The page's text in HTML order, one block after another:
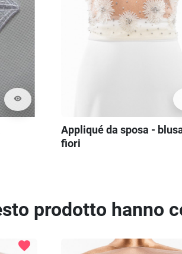
visibility
Appliqué da sposa -
fiori
prodotto hanno
favorite